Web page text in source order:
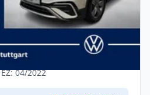
Allspace Elegance 2.0
(147 kW)
EZ: 04/2022